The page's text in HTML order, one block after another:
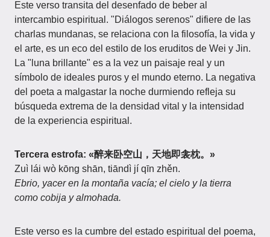
Este verso transita del desenfado de beber al
intercambio espiritual. "Diálogos serenos" difiere de las
charlas mundanas, se relaciona con la filosofía, la vida y
el arte, es un eco del estilo de los eruditos de Wei y Jin.
La "luna brillante" es a la vez un paisaje real y un
símbolo de ideales puros y el mundo eterno. La negativa
del poeta a malgastar la noche durmiendo refleja su
búsqueda extrema de la densidad vital y la intensidad
de la experiencia espiritual.
Tercera estrofa: «醉来卧空山，天地即衾枕。»
Zuì lái wò kōng shān, tiāndì jí qīn zhěn.
Ebrio, yacer en la montaña vacía; el cielo y la tierra
como cobija y almohada.
Este verso es la cumbre del estado espiritual del poema,